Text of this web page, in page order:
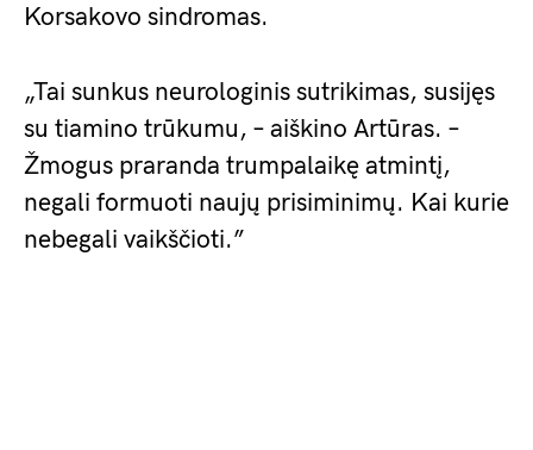
Korsakovo sindromas.
„Tai sunkus neurologinis sutrikimas, susijęs
su tiamino trūkumu, – aiškino Artūras. –
Žmogus praranda trumpalaikę atmintį,
negali formuoti naujų prisiminimų. Kai kurie
nebegali vaikščioti.”